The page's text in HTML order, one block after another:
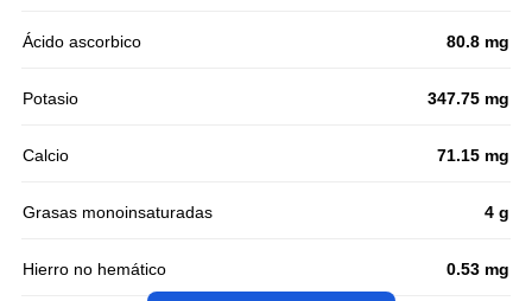
Ácido ascorbico 80.8 mg
Potasio 347.75 mg
Calcio 71.15 mg
Grasas monoinsaturadas 4 g
Hierro no hemático 0.53 mg